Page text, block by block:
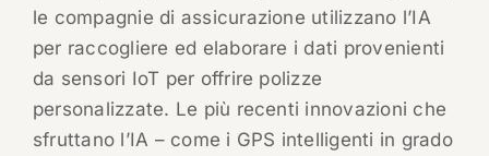
le compagnie di assicurazione utilizzano l’IA
per raccogliere ed elaborare i dati provenienti
da sensori IoT per offrire polizze
personalizzate. Le più recenti innovazioni che
sfruttano l’IA – come i GPS intelligenti in grado